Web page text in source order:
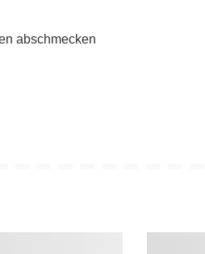
abschmecken